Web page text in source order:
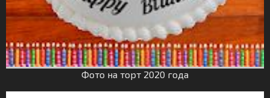
Фото на торт 2020 года